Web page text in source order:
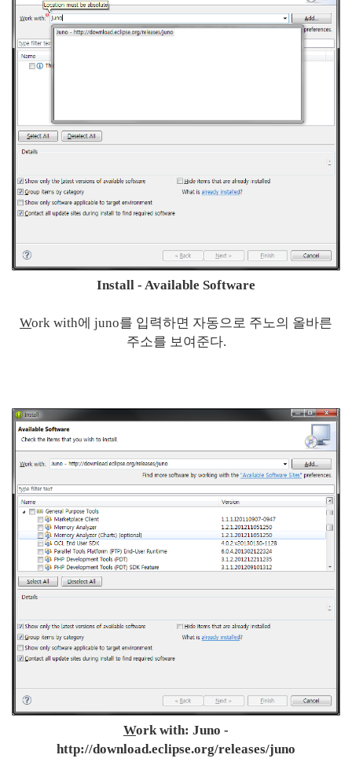
Install - Available Software
Work with에 juno를 입력하면 자동으로 주노의 올바른
주소를 보여준다.
Work with: Juno -
http://download.eclipse.org/releases/juno